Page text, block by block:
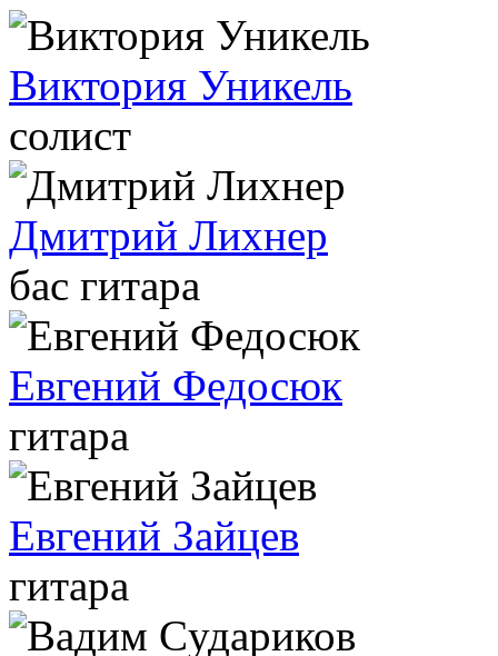
Виктория Уникель
солист
Дмитрий Лихнер
бас гитара
Евгений Федосюк
гитара
Евгений Зайцев
гитара